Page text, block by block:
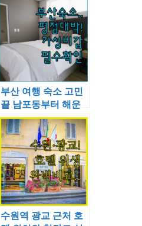
부산 여행 숙소 고민
끝 남포동부터 해운
대까지 평점 좋은 가
성비 숙소 분석
수원역 광교 근처 호